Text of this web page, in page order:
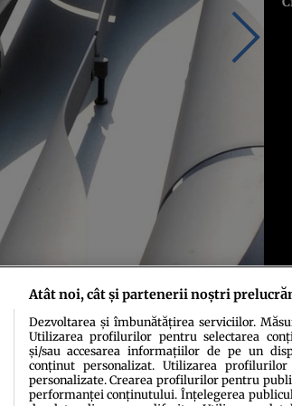
Atât noi, cât și partenerii noștri
Dezvoltarea și îmbunătățirea serviciilor.
Utilizarea profilurilor pentru selectarea
și/sau accesarea informațiilor de pe un
conținut personalizat. Utilizarea
personalizate. Crearea profilurilor pentru
performanței conținutului. Înțelegerea